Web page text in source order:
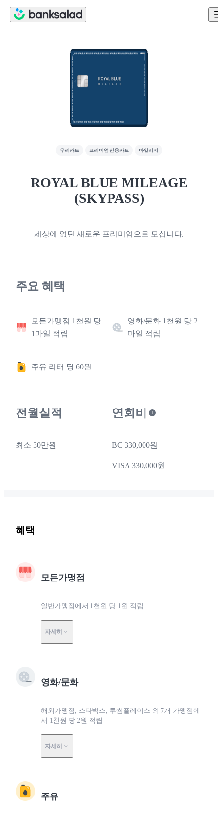
우리카드 프리미엄 신용카드 마일리지
ROYAL BLUE MILEAGE
(SKYPASS)
세상에 없던 새로운 프리미엄으로 모십니다.
주요 혜택
모든가맹점 1천원 당
1마일 적립
영화/문화 1천원 당 2
마일 적립
주유 리터 당 60원
전월실적
최소 30만원
연회비
BC 330,000원
VISA 330,000원
혜택
모든가맹점
일반가맹점에서 1천원 당 1원 적립
자세히
영화/문화
해외가맹점, 스타벅스, 투썸플레이스 외 7개 가맹점에
서 1천원 당 2원 적립
자세히
주유